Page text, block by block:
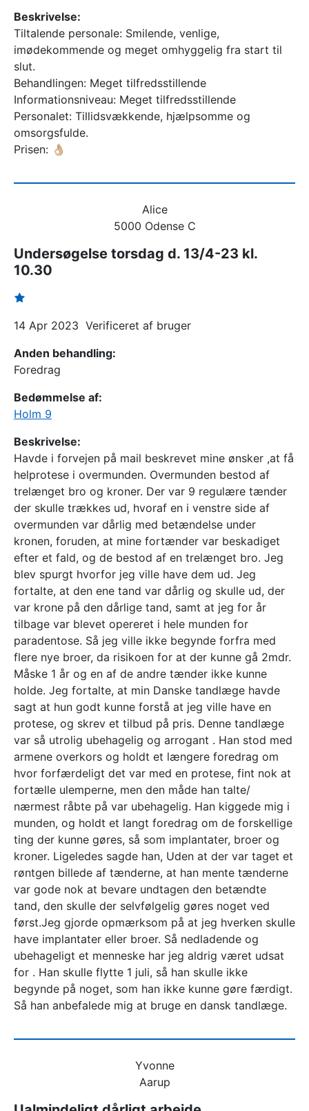
Beskrivelse:
Tiltalende personale: Smilende, venlige,
imødekommende og meget omhyggelig fra start til
slut.
Behandlingen: Meget tilfredsstillende
Informationsniveau: Meget tilfredsstillende
Personalet: Tillidsvækkende, hjælpsomme og
omsorgsfulde.
Prisen: 👌🏼
Alice
5000 Odense C
Undersøgelse torsdag d. 13/4-23 kl.
10.30
14 Apr 2023 Verificeret af bruger
Anden behandling:
Foredrag
Bedømmelse af:
Holm 9
Beskrivelse:
Havde i forvejen på mail beskrevet mine ønsker ,at få
helprotese i overmunden. Overmunden bestod af
trelænget bro og kroner. Der var 9 regulære tænder
der skulle trækkes ud, hvoraf en i venstre side af
overmunden var dårlig med betændelse under
kronen, foruden, at mine fortænder var beskadiget
efter et fald, og de bestod af en trelænget bro. Jeg
blev spurgt hvorfor jeg ville have dem ud. Jeg
fortalte, at den ene tand var dårlig og skulle ud, der
var krone på den dårlige tand, samt at jeg for år
tilbage var blevet opereret i hele munden for
paradentose. Så jeg ville ikke begynde forfra med
flere nye broer, da risikoen for at der kunne gå 2mdr.
Måske 1 år og en af de andre tænder ikke kunne
holde. Jeg fortalte, at min Danske tandlæge havde
sagt at hun godt kunne forstå at jeg ville have en
protese, og skrev et tilbud på pris. Denne tandlæge
var så utrolig ubehagelig og arrogant . Han stod med
armene overkors og holdt et længere foredrag om
hvor forfærdeligt det var med en protese, fint nok at
fortælle ulemperne, men den måde han talte/
nærmest råbte på var ubehagelig. Han kiggede mig i
munden, og holdt et langt foredrag om de forskellige
ting der kunne gøres, så som implantater, broer og
kroner. Ligeledes sagde han, Uden at der var taget et
røntgen billede af tænderne, at han mente tænderne
var gode nok at bevare undtagen den betændte
tand, den skulle der selvfølgelig gøres noget ved
først.Jeg gjorde opmærksom på at jeg hverken skulle
have implantater eller broer. Så nedladende og
ubehageligt et menneske har jeg aldrig været udsat
for . Han skulle flytte 1 juli, så han skulle ikke
begynde på noget, som han ikke kunne gøre færdigt.
Så han anbefalede mig at bruge en dansk tandlæge.
Yvonne
Aarup